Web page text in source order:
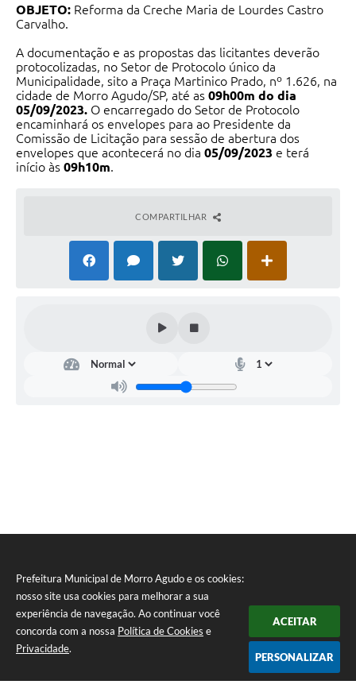
Prefeitura Municipal de Morro Agudo e os cookies:
nosso site usa cookies para melhorar a sua
experiência de navegação. Ao continuar você
concorda com a nossa Política de Cookies e
Privacidade.
ACEITAR
PERSONALIZAR
OBJETO: Reforma da Creche Maria de Lourdes Castro
Carvalho.
A documentação e as propostas das licitantes deverão
protocolizadas, no Setor de Protocolo único da
Municipalidade, sito a Praça Martinico Prado, nº 1.626, na
cidade de Morro Agudo/SP, até as 09h00m do dia
05/09/2023. O encarregado do Setor de Protocolo
encaminhará os envelopes para ao Presidente da
Comissão de Licitação para sessão de abertura dos
envelopes que acontecerá no dia 05/09/2023 e terá
início às 09h10m.
Martinico Prado, 1626 – Centro – Morro Agudo/SP.
Regime de execução.Fica estabelecida a forma de
execução indireta, sob o regime de empreitada por preço
(sessenta mil, seiscentos e quarenta e oito reais e
COMPARTILHAR